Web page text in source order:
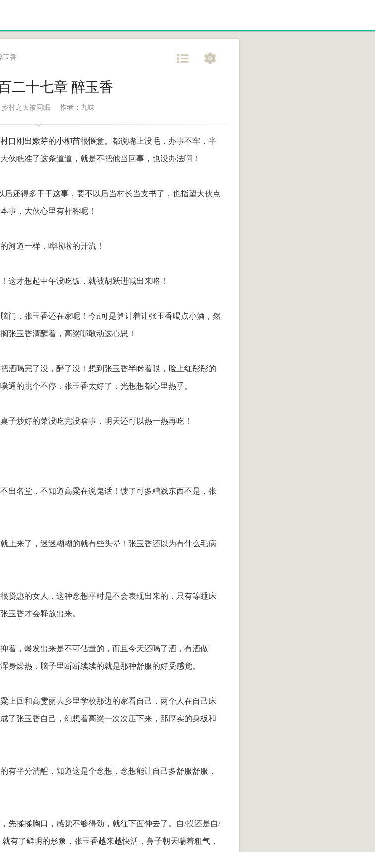
玉香
二十七章 醉玉香
乡村之大被同眠 作者： 九味
口刚出嫩芽的小柳苗很惬意。都说嘴上没毛，办事不牢，半
伙瞧准了这条道道，就是不把他当回事，也没办法啊！
还得多干干这事，要不以后当村长当支书了，也指望大伙点
事，大伙心里有杆称呢！
河道一样，哗啦啦的开流！
才想起中午没吃饭，就被胡跃进喊出来咯！
门，张玉香还在家呢！今ri可是算计着让张玉香喝点小酒，然
张玉香清醒着，高粱哪敢动这心思！
酒喝完了没，醉了没！想到张玉香半眯着眼，脸上红彤彤的
通的跳个不停，张玉香太好了，光想想都心里热乎。
炒好的菜没吃完没啥事，明天还可以热一热再吃！
出名堂，不知道高粱在说鬼话！馊了可多糟践东西不是，张
上来了，迷迷糊糊的就有些头晕！张玉香还以为有什么毛病
贤惠的女人，这种念想平时是不会表现出来的，只有等睡床
玉香才会释放出来。
着，爆发出来是不可估量的，而且今天还喝了酒，有酒做
身燥热，脑子里断断续续的就是那种舒服的好受感觉。
上回和高雯丽去乡里学校那边的家看自己，两个人在自己床
了张玉香自己，幻想着高粱一次次压下来，那厚实的身板和
半分清醒，知道这是个念想，念想能让自己多舒服舒服，
先揉揉胸口，感觉不够得劲，就往下面伸去了。自/摸还是自/
有了鲜明的形象，张玉香越来越快活，鼻子朝天喘着粗气，